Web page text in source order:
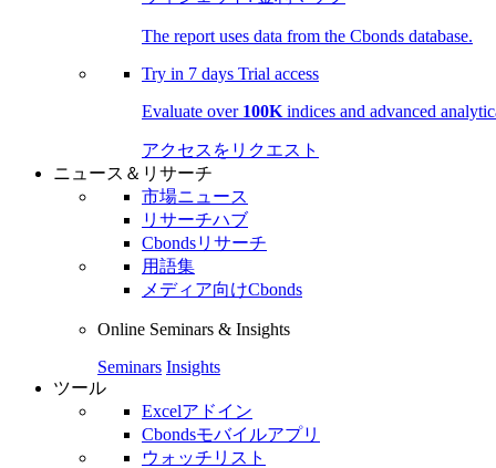
The report uses data from the Cbonds database.
Try in 7 days Trial access
Evaluate over 100K indices and advanced
アクセスをリクエスト
ニュース＆リサーチ
市場ニュース
リサーチハブ
Cbondsリサーチ
用語集
メディア向けCbonds
Online Seminars & Insights
Seminars Insights
ツール
Excelアドイン
Cbondsモバイルアプリ
ウォッチリスト